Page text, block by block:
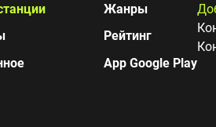
Жанры
Рейтинг
App Google Play